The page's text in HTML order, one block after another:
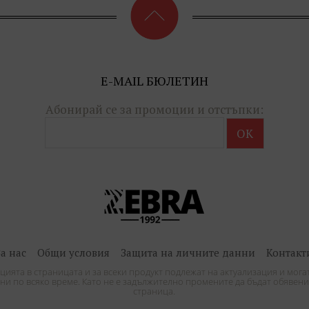
E-MAIL БЮЛЕТИН
Абонирай се за промоции и отстъпки:
нас Общи условия Защита на личните данни
в страницата и за всеки продукт подлежат на актуализация и
по всяко време. Като не е задължително промените да бъдат
страница.